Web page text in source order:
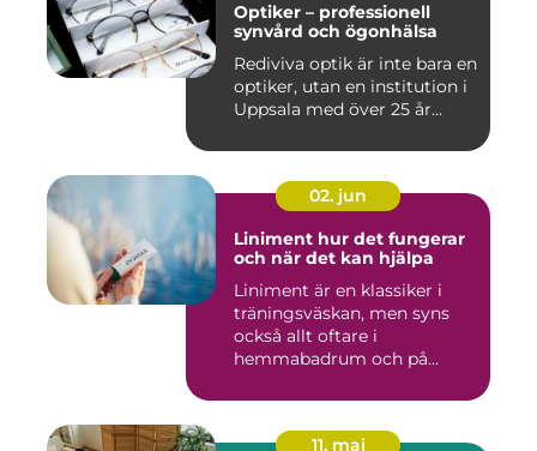
Optiker – professionell
synvård och ögonhälsa
Rediviva optik är inte bara en
optiker, utan en institution i
Uppsala med över 25 år...
02. jun
Liniment hur det fungerar
och när det kan hjälpa
Liniment är en klassiker i
träningsväskan, men syns
också allt oftare i
hemmabadrum och på
11. maj